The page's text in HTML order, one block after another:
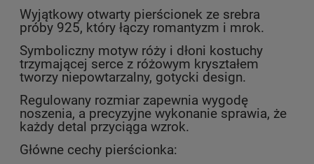
Wyjątkowy otwarty pierścionek ze srebra
próby 925, który łączy romantyzm i mrok.
Symboliczny motyw róży i dłoni kostuchy
trzymającej serce z różowym kryształem
tworzy niepowtarzalny, gotycki design.
Regulowany rozmiar zapewnia wygodę
noszenia, a precyzyjne wykonanie sprawia, że
każdy detal przyciąga wzrok.
Główne cechy pierścionka: